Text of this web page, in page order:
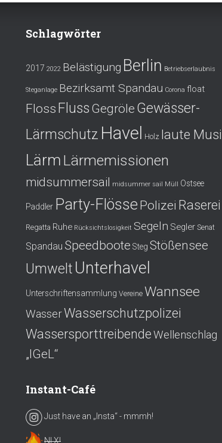
Schlagwörter
2017 2022 Belästigung Berlin Betriebserlaubnis
Steganlage Bezirksamt Spandau Corona float
Floss Fluss Gegröle Gewässer-
Lärmschutz Havel Holz laute
Lärm Lärmemissionen
midsummersail midsummer sail Müll Ostsee
Paddler Party-FlössePolizei Raserei
Regatta Ruhe Rücksichtslosigkeit Segeln Segler Senat
Spandau Speedboote Steg Stößensee
Umwelt Unterhavel
Unterschriftensammlung Vereine Wannsee
WasserWasserschutzpolizei
WassersporttreibendeWellenschlag
„IGeL“
Instant-Café
Just have an „Insta“ - mmmh!